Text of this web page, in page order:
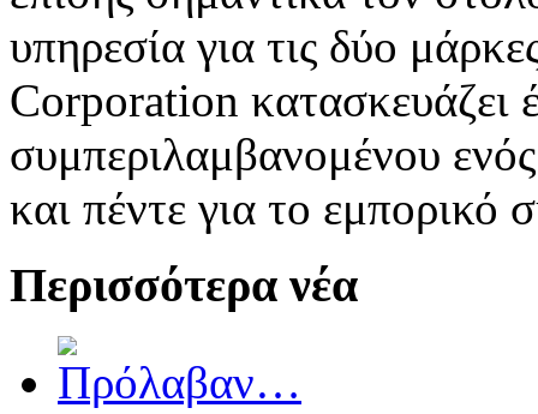
υπηρεσία για τις δύο
Corporation κατασκευάζει
συμπεριλαμβανομένου
και πέντε για το
Περισσότερα νέα